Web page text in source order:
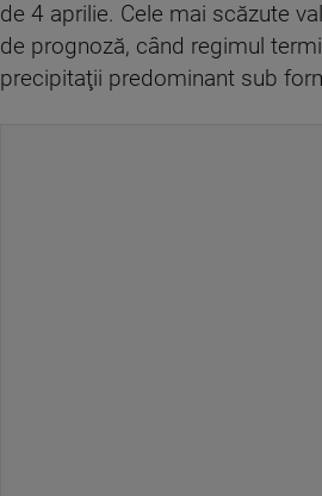
de 4 aprilie. Cele mai scăzute
de prognoză, când regimul
precipitaţii predominant sub